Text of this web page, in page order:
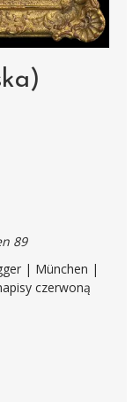
89
| München |
czerwoną